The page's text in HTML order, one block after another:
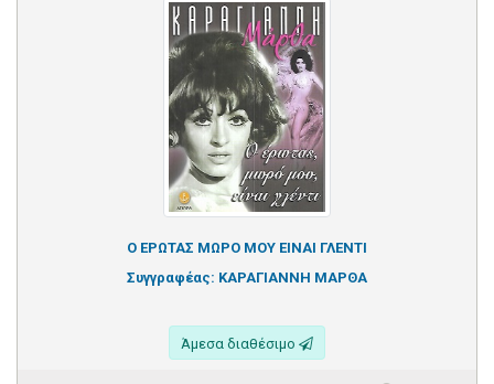
Ο ΕΡΩΤΑΣ ΜΩΡΟ ΜΟΥ ΕΙΝΑΙ ΓΛΕΝΤΙ
Συγγραφέας: ΚΑΡΑΓΙΑΝΝΗ ΜΑΡΘΑ
Άμεσα διαθέσιμο